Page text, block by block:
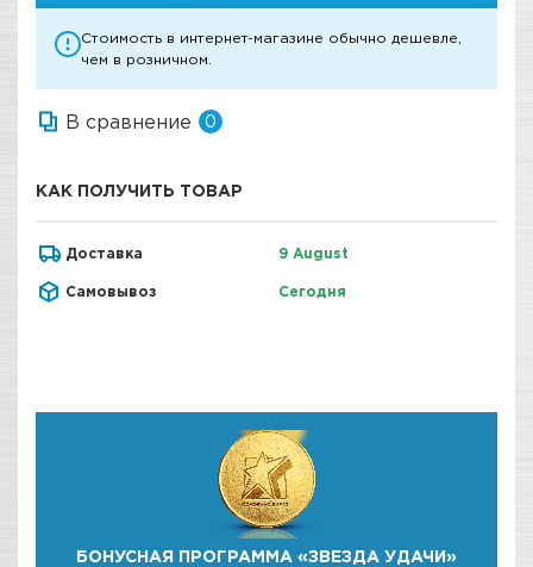
Стоимость в интернет-магазине обычно дешевле,
чем в розничном.
В сравнение 0
КАК ПОЛУЧИТЬ ТОВАР
Доставка 9 August
Самовывоз Сегодня
БОНУСНАЯ ПРОГРАММА «ЗВЕЗДА УДАЧИ»